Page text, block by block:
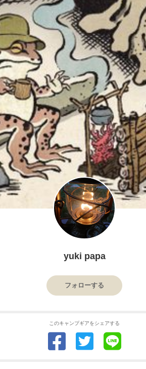
yuki papa
フォローする
このキャンプギアをシェアする